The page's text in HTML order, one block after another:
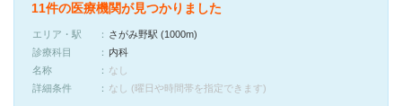
11件の医療機関が見つかりました
エリア・駅
さがみ野駅 (1000m)
診療科目
内科
名称
なし
詳細条件
なし (曜日や時間帯を指定できます)